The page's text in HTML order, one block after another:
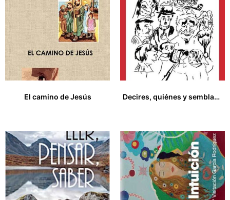
El camino de Jesús
Decires, quiénes y semblanzas